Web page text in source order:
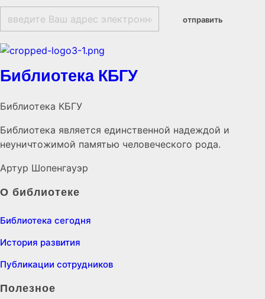
Библиотека КБГУ
Библиотека КБГУ
Библиотека является единственной надеждой и
неуничтожимой памятью человеческого рода.
Артур Шопенгауэр
О библиотеке
Библиотека сегодня
История развития
Публикации сотрудников
Полезное